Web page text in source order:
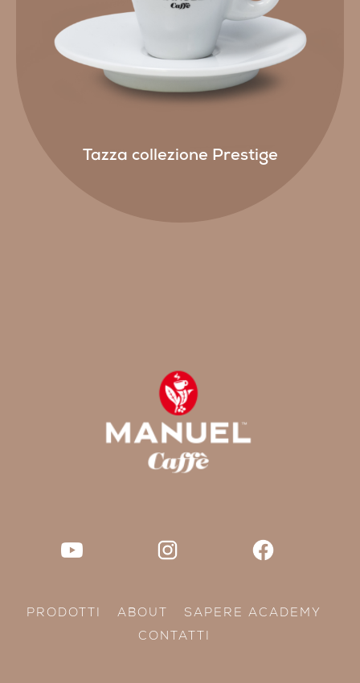
Tazza collezione Prestige
PRODOTTI ABOUT
SAPERE ACADEMY
CONTATTI